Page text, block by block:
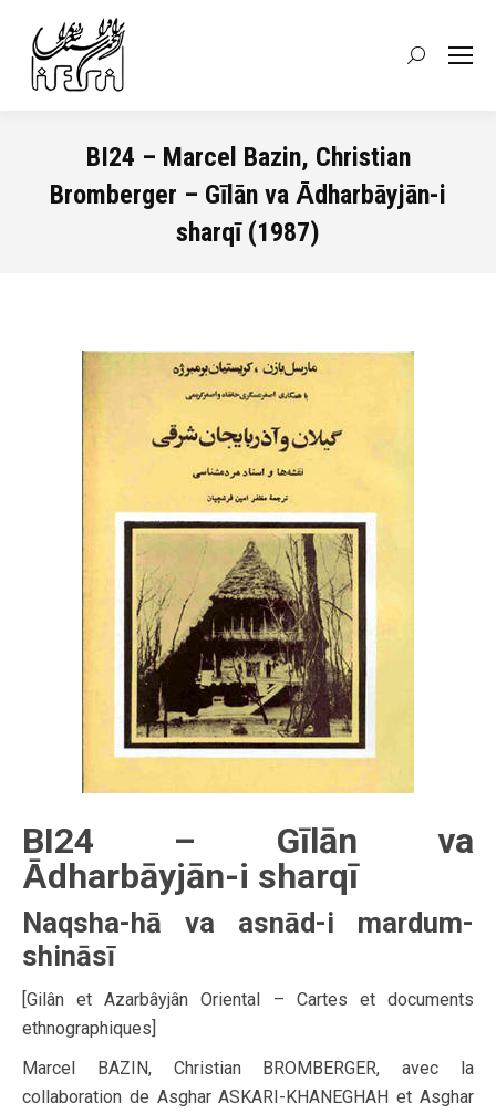
Recherche
BI24 – Marcel Bazin, Christian
Bromberger – Gīlān va Ᾱdharbāyjān-i
sharqī (1987)
BI24 – Gīlān va
Ᾱdharbāyjān-i sharqī
Naqsha-hā va asnād-i mardum-
shināsī
[Gilân et Azarbâyjân Oriental – Cartes et documents
ethnographiques]
Marcel BAZIN, Christian BROMBERGER, avec la
collaboration de Asghar ASKARI-KHANEGHAH et Asghar